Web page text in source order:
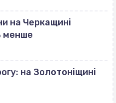
на Черкащині
менше
на Золотоніщині